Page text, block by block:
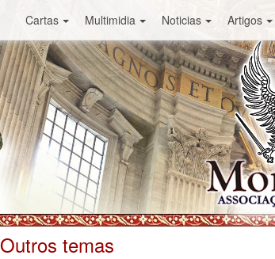
Cartas Multimidia Noticias Artigos
Outros temas